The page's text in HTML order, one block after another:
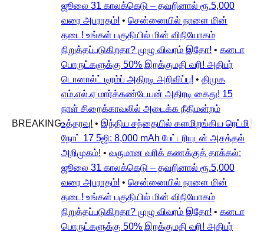
BREAKING
ஜூலை 31 காலக்கெடு – தவறினால் ரூ.5,000
வரை அபராதம்! • சென்னையில் நாளை மின்
தடை! உங்கள் பகுதியில் மின் விநியோகம்
நிறுத்தப்படுகிறதா? முழு விவரம் இதோ! • கனடா
பொருட்களுக்கு 50% இறக்குமதி வரி! அதிபர்
டொனால்ட் டிரம்ப் அதிரடி அறிவிப்பு! • திமுக
எம்.எல்.ஏ மார்க்கண்டேயன் அதிரடி கைது! 15
நாள் சிறைக்காவலில் அடைக்க நீதிமன்றம்
உத்தரவு! • இந்திய சந்தையில் களமிறங்கிய ரெட்மி
நோட் 17 5ஜி: 8,000 mAh பேட்டரியுடன் அசத்தல்
அறிமுகம்! • வருமான வரிக் கணக்குத் தாக்கல்:
ஜூலை 31 காலக்கெடு – தவறினால் ரூ.5,000
வரை அபராதம்! • சென்னையில் நாளை மின்
தடை! உங்கள் பகுதியில் மின் விநியோகம்
நிறுத்தப்படுகிறதா? முழு விவரம் இதோ! • கனடா
பொருட்களுக்கு 50% இறக்குமதி வரி! அதிபர்